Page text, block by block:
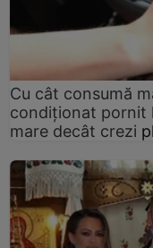
Cu cât consumă
condiționat pornit
mare decât crezi